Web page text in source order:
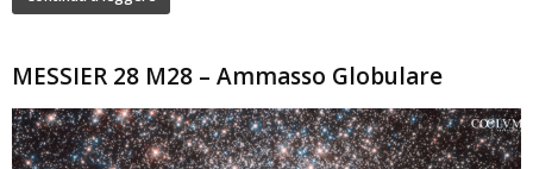
MESSIER 28 M28 – Ammasso Globulare